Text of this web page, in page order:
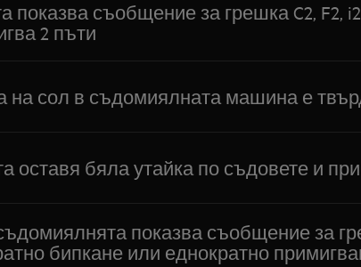
показва съобщение за грешка C2, F2,
2 пъти
на сол в съдомиялната машина е
оставя бяла утайка по съдовете и
показва съобщение за
бипкане или еднократно